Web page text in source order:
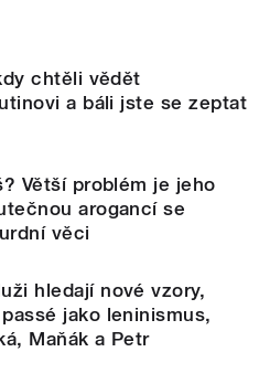
chtěli vědět
a báli jste se zeptat
Větší problém je jeho
arogancí se
věci
hledají nové vzory,
jako leninismus,
Maňák a Petr